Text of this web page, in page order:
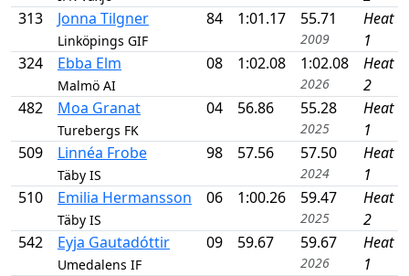
313
Jonna Tilgner
Linköpings GIF
84 1:01.17 55.71
2009
Heat
1
324
Ebba Elm
Malmö AI
08 1:02.08 1:02.08
2026
Heat
2
482
Moa Granat
Turebergs FK
04 56.86 55.28
2025
Heat
1
509
Linnéa Frobe
Täby IS
98 57.56 57.50
2024
Heat
1
510
Emilia Hermansson
Täby IS
06 1:00.26 59.47
2025
Heat
2
542
Eyja Gautadóttir
Umedalens IF
09 59.67 59.67
2026
Heat
1